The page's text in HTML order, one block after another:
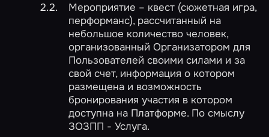
Мероприятие – квест (сюжетная игра,
перформанс), рассчитанный на
небольшое количество человек,
организованный Организатором для
Пользователей своими силами и за
свой счет, информация о котором
размещена и возможность
бронирования участия в котором
доступна на Платформе. По смыслу
ЗОЗПП - Услуга.